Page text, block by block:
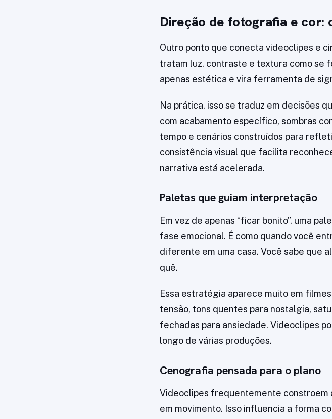
Direção de fotografia e cor:
Outro ponto que conecta videoclipes e
tratam luz, contraste e textura como se
apenas estética e vira ferramenta de
Na prática, isso se traduz em decisões
com acabamento específico, sombras
tempo e cenários construídos para
consistência visual que facilita
narrativa está acelerada.
Paletas que guiam interpretação
Em vez de apenas “ficar bonito”, uma
fase emocional. É como quando você
diferente em uma casa. Você sabe que
quê.
Essa estratégia aparece muito em
tensão, tons quentes para nostalgia,
fechadas para ansiedade. Videoclipes
longo de várias produções.
Cenografia pensada para o plano
Videoclipes frequentemente constroem
em movimento. Isso influencia a forma